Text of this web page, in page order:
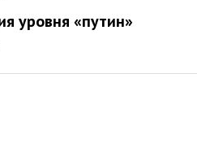
уровня «путин»